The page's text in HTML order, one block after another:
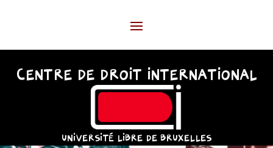
CENTRE DE DROIT INTERNATIONAL
UNIVERSITÉ LIBRE DE BRUXELLES